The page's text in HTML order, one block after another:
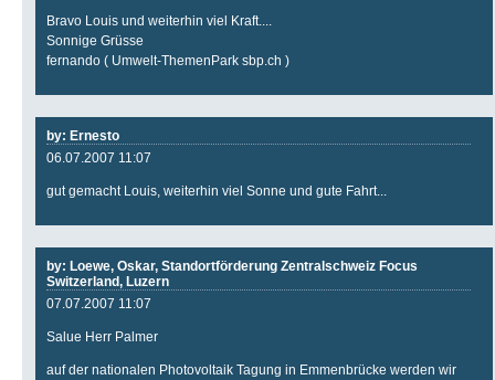
Bravo Louis und weiterhin viel Kraft....
Sonnige Grüsse
fernando ( Umwelt-ThemenPark sbp.ch )
by: Ernesto
06.07.2007 11:07
gut gemacht Louis, weiterhin viel Sonne und gute Fahrt...
by: Loewe, Oskar, Standortförderung Zentralschweiz Focus
Switzerland, Luzern
07.07.2007 11:07
Salue Herr Palmer
auf der nationalen Photovoltaik Tagung in Emmenbrücke werden wir